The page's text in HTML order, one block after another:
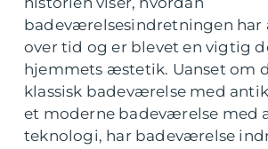
badeværelsesindretningen
over tid og er blevet en vigtig
hjemmets æstetik. Uanset om
klassisk badeværelse med
et moderne badeværelse med
teknologi, har badeværelse